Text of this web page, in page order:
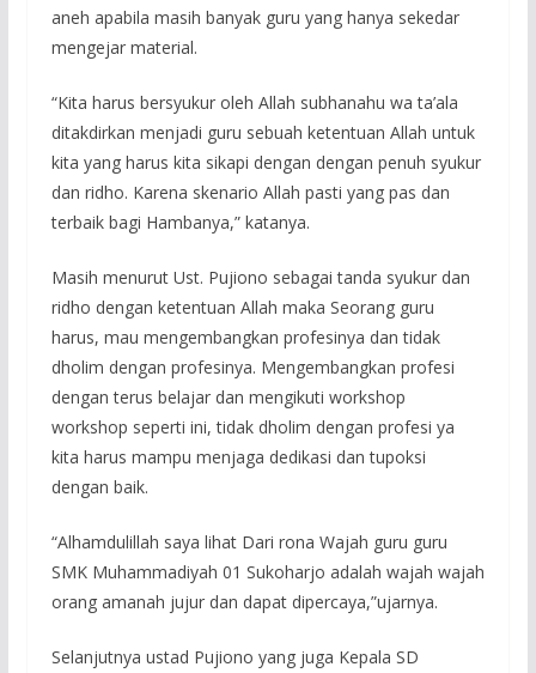
aneh apabila masih banyak guru yang hanya sekedar
mengejar material.
“Kita harus bersyukur oleh Allah subhanahu wa ta’ala
ditakdirkan menjadi guru sebuah ketentuan Allah untuk
kita yang harus kita sikapi dengan dengan penuh syukur
dan ridho. Karena skenario Allah pasti yang pas dan
terbaik bagi Hambanya,” katanya.
Masih menurut Ust. Pujiono sebagai tanda syukur dan
ridho dengan ketentuan Allah maka Seorang guru
harus, mau mengembangkan profesinya dan tidak
dholim dengan profesinya. Mengembangkan profesi
dengan terus belajar dan mengikuti workshop
workshop seperti ini, tidak dholim dengan profesi ya
kita harus mampu menjaga dedikasi dan tupoksi
dengan baik.
“Alhamdulillah saya lihat Dari rona Wajah guru guru
SMK Muhammadiyah 01 Sukoharjo adalah wajah wajah
orang amanah jujur dan dapat dipercaya,”ujarnya.
Selanjutnya ustad Pujiono yang juga Kepala SD